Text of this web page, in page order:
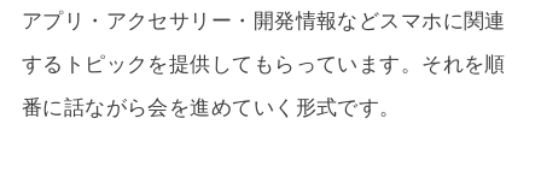
アプリ・アクセサリー・開発情報などスマホに関連
するトピックを提供してもらっています。それを順
番に話ながら会を進めていく形式です。